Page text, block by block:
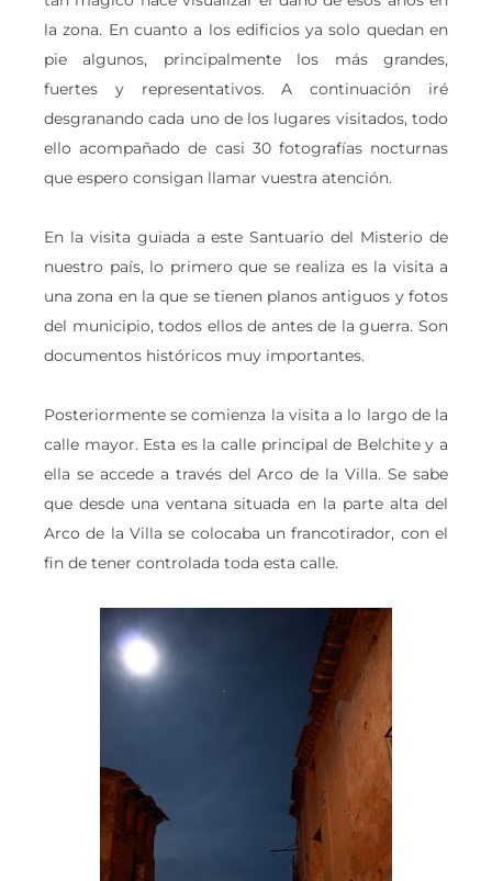
la zona. En cuanto a los edificios ya solo quedan en
pie algunos, principalmente los más grandes,
fuertes y representativos. A continuación iré
desgranando cada uno de los lugares visitados, todo
ello acompañado de casi 30 fotografías nocturnas
que espero consigan llamar vuestra atención.
En la visita guiada a este Santuario del Misterio de
nuestro país, lo primero que se realiza es la visita a
una zona en la que se tienen planos antiguos y fotos
del municipio, todos ellos de antes de la guerra. Son
documentos históricos muy importantes.
Posteriormente se comienza la visita a lo largo de la
calle mayor. Esta es la calle principal de Belchite y a
ella se accede a través del Arco de la Villa. Se sabe
que desde una ventana situada en la parte alta del
Arco de la Villa se colocaba un francotirador, con el
fin de tener controlada toda esta calle.